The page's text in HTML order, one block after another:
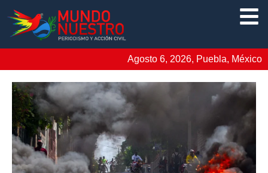
Agosto 6, 2026, Puebla, México